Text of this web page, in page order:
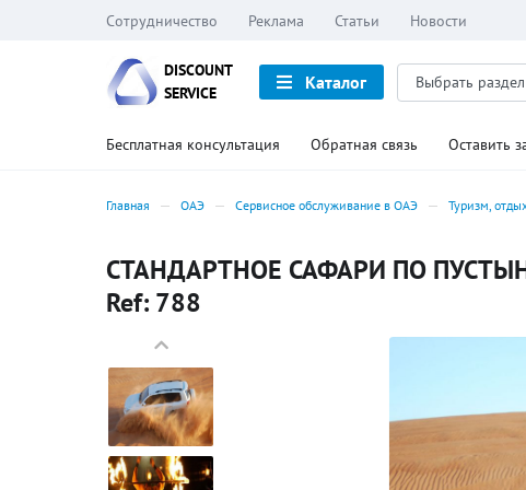
Сотрудничество Реклама Статьи Новости
DISCOUNT
SERVICE
Каталог
Бесплатная консультация Обратная связь Оставить
Главная ОАЭ Сервисное обслуживание в ОАЭ Туризм,
СТАНДАРТНОЕ САФАРИ ПО
Ref: 788